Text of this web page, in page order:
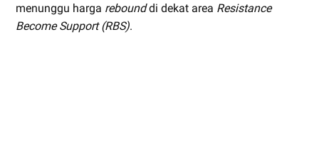
menunggu harga rebounddi dekat area Resistance
Become Support (RBS).